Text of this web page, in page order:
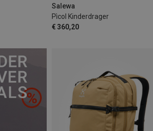
Salewa
Pìcol Kinderdrager
€ 360,20